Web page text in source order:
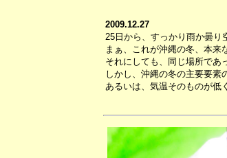
2009.12.27
25日から、すっかり雨か曇り
まぁ、これが沖縄の冬、本来
それにしても、同じ場所であ
しかし、沖縄の冬の主要要素
あるいは、気温そのものが低